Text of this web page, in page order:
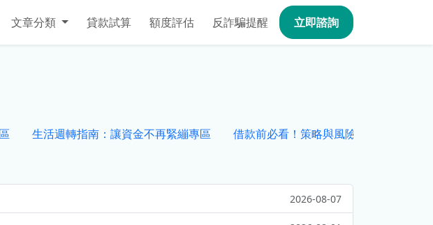
文章分類 貸款試算 額度評估 反詐騙提醒 立即諮詢
生活週轉指南：讓資金不再緊繃專區
借款前必看！策略與風險全解析專區
2026-08-07